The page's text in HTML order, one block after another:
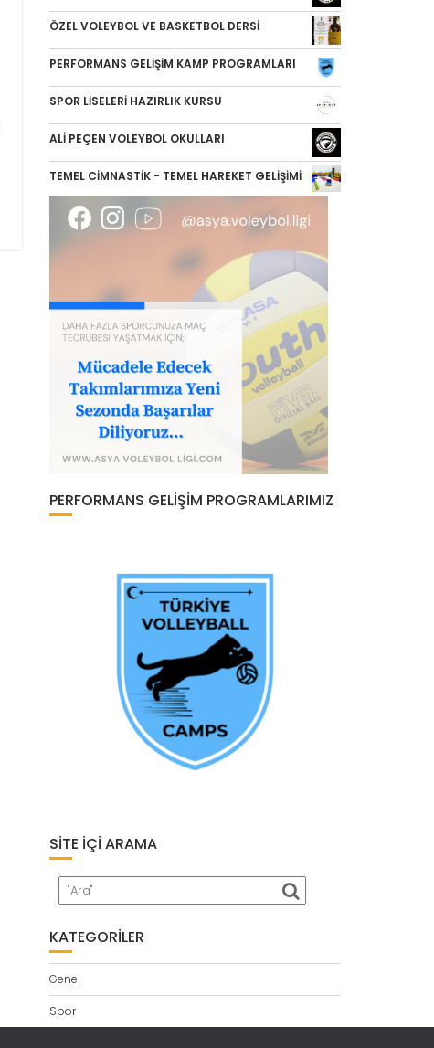
ÖZEL VOLEYBOL VE BASKETBOL DERSİ
PERFORMANS GELİŞİM KAMP PROGRAMLARI
SPOR LİSELERİ HAZIRLIK KURSU
ALİ PEÇEN VOLEYBOL OKULLARI
TEMEL CİMNASTİK - TEMEL HAREKET GELİŞİMİ
PERFORMANS GELIŞIM PROGRAMLARIMIZ
SITE İÇI ARAMA
KATEGORILER
Genel
Spor